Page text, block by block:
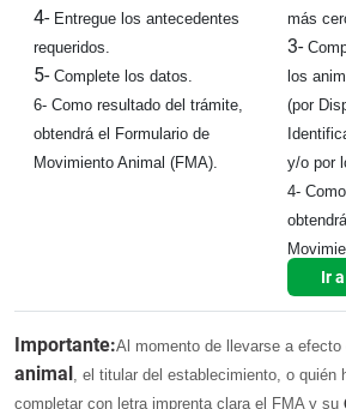
4- Entregue los antecedentes
requeridos.
5- Complete los datos.
6- Como resultado del trámite,
obtendrá el Formulario de
Movimiento Animal (FMA).
más
3-
los
(por
y/o por
4-
Ir
Importante:Al momento de llevarse a efecto
animal, el titular del establecimiento, o quién
completar con letra imprenta clara el FMA y su